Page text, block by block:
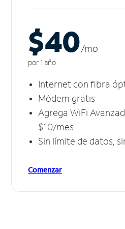
$40/mo
por 1 año
Internet con fibra
Módem gratis
Agrega WiFi
$10/mes
Sin límite de datos,
Comenzar